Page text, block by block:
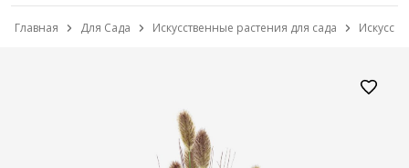
Главная Для Сада Искусственные растения для сада